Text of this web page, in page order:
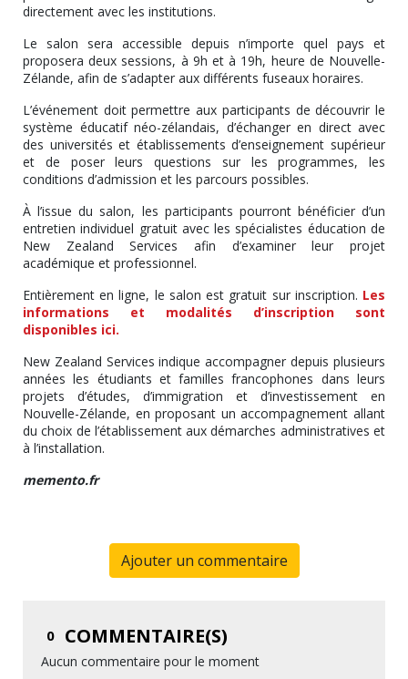
directement avec les institutions.
Le salon sera accessible depuis n’importe quel pays et
proposera deux sessions, à 9h et à 19h, heure de Nouvelle-
Zélande, afin de s’adapter aux différents fuseaux horaires.
L’événement doit permettre aux participants de découvrir le
système éducatif néo-zélandais, d’échanger en direct avec
des universités et établissements d’enseignement supérieur
et de poser leurs questions sur les programmes, les
conditions d’admission et les parcours possibles.
À l’issue du salon, les participants pourront bénéficier d’un
entretien individuel gratuit avec les spécialistes éducation de
New Zealand Services afin d’examiner leur projet
académique et professionnel.
Entièrement en ligne, le salon est gratuit sur inscription. Les
informations et modalités d’inscription sont
disponibles ici.
New Zealand Services indique accompagner depuis plusieurs
années les étudiants et familles francophones dans leurs
projets d’études, d’immigration et d’investissement en
Nouvelle-Zélande, en proposant un accompagnement allant
du choix de l’établissement aux démarches administratives et
à l’installation.
memento.fr
Ajouter un commentaire
0 COMMENTAIRE(S)
Aucun commentaire pour le moment